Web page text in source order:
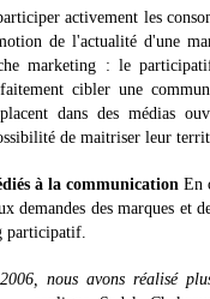
activement les
de l'actualité d'une
marketing : le
cibler une
dans des médias
de maitriser leur
à la communication En
demandes des marques
participatif.
nous avons réalisé